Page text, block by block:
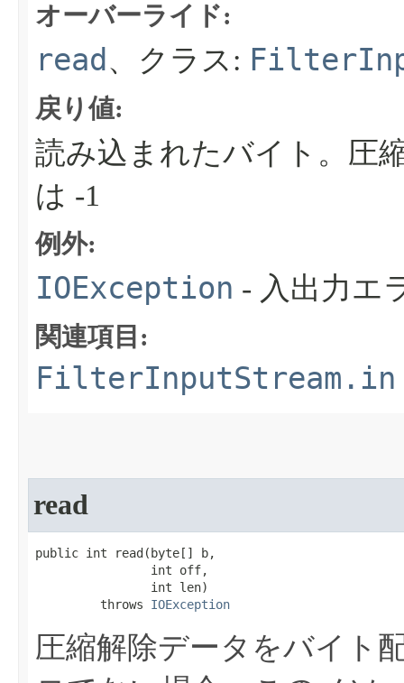
オーバーライド:
read 、クラス:
戻り値:
読み込まれたバイト。圧
は -1
例外:
IOException - 入出力エ
関連項目:
FilterInputStream.in
read
public int read​(byte[] b,
                int off,
                int len)
         throws
IOException
圧縮解除データをバイト